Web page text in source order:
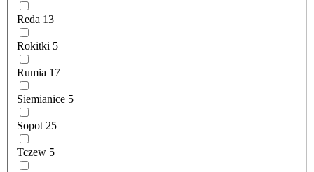
Reda 13
Rokitki 5
Rumia 17
Siemianice 5
Sopot 25
Tczew 5